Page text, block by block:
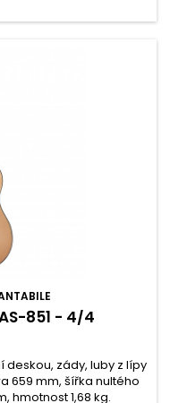
AS-851 - 4/4
zády, luby z lípy
659 mm, šířka nultého
hmotnost 1,68 kg.